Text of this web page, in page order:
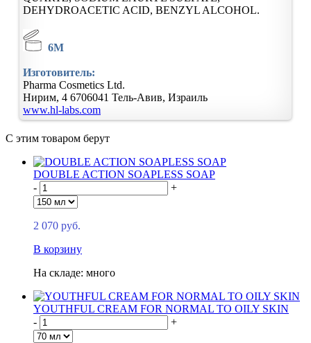
DEHYDROACETIC ACID, BENZYL ALCOHOL.
6M
Изготовитель:
Pharma Cosmetics Ltd.
Нирим, 4 6706041 Тель-Авив, Израиль
www.hl-labs.com
С этим товаром берут
DOUBLE ACTION SOAPLESS SOAP
-
+
2 070 руб.
В корзину
На складе: много
YOUTHFUL CREAM FOR NORMAL TO OILY SKIN
-
+